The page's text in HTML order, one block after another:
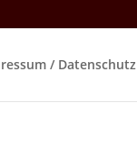
/ Datenschutz